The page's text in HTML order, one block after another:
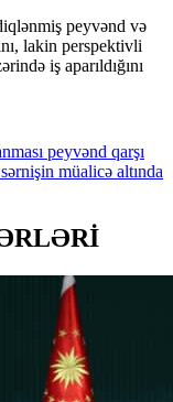
peyvənd və
lakin perspektivli
iş aparıldığını
peyvənd qarşı
sərnişin müalicə altında